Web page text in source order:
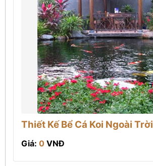
Thiết Kế Bể Cá Koi Ngoài Trời
Giá: 0 VNĐ